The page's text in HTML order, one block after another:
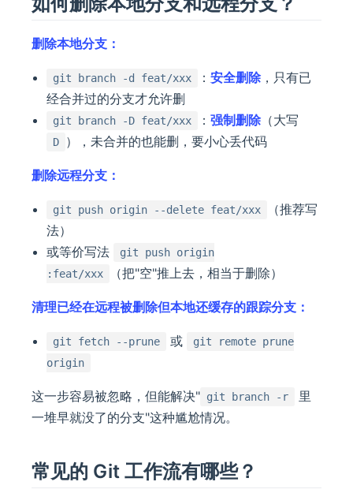
删除本地分支：
git branch -d feat/xxx ：安全删除，只有已
经合并过的分支才允许删
git branch -D feat/xxx ：强制删除（大写
D ），未合并的也能删，要小心丢代码
删除远程分支：
git push origin --delete feat/xxx
（推荐写
法）
或等价写法
git push origin
:feat/xxx
（把"空"推上去，相当于删除）
清理已经在远程被删除但本地还缓存的跟踪分支：
git fetch --prune 或
git remote prune
origin
这一步容易被忽略，但能解决" git branch -r
里
一堆早就没了的分支"这种尴尬情况。
常见的 Git 工作流有哪些？